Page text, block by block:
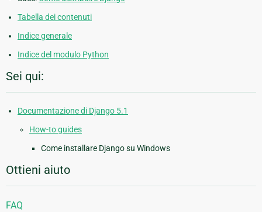
Tabella dei contenuti
Indice generale
Indice del modulo Python
Sei qui:
Documentazione di Django 5.1
How-to guides
Come installare Django su Windows
Ottieni aiuto
FAQ